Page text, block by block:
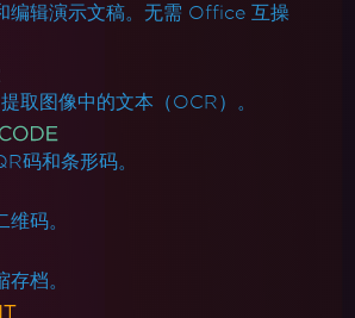
Docker libnss3错误
部署中的缺少依赖
时文件夹大小
中运行Linux ARM64
Server Core 容器
中的 CustomDeploymentDirectory
/ Flex / CSS
和层级
编辑演示文稿。无需 Office 互操
取图像中的文本（OCR）。
码和条形码。
码。
存档。